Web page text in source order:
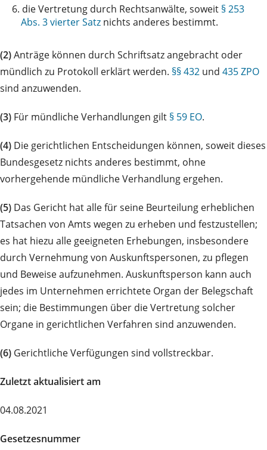
6. die Vertretung durch Rechtsanwälte, soweit § 253
Abs. 3 vierter Satz nichts anderes bestimmt.
(2)Anträge können durch Schriftsatz angebracht oder
mündlich zu Protokoll erklärt werden. §§ 432 und 435 ZPO
sind anzuwenden.
(3) Für mündliche Verhandlungen gilt § 59 EO.
(4) Die gerichtlichen Entscheidungen können, soweit dieses
Bundesgesetz nichts anderes bestimmt, ohne
vorhergehende mündliche Verhandlung ergehen.
(5) Das Gericht hat alle für seine Beurteilung erheblichen
Tatsachen von Amts wegen zu erheben und festzustellen;
es hat hiezu alle geeigneten Erhebungen, insbesondere
durch Vernehmung von Auskunftspersonen, zu pflegen
und Beweise aufzunehmen. Auskunftsperson kann auch
jedes im Unternehmen errichtete Organ der Belegschaft
sein; die Bestimmungen über die Vertretung solcher
Organe in gerichtlichen Verfahren sind anzuwenden.
(6) Gerichtliche Verfügungen sind vollstreckbar.
Zuletzt aktualisiert am
04.08.2021
Gesetzesnummer